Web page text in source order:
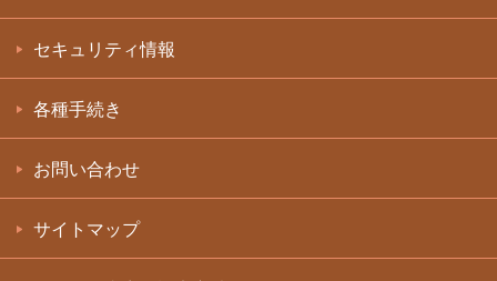
セキュリティ情報
各種手続き
お問い合わせ
サイトマップ